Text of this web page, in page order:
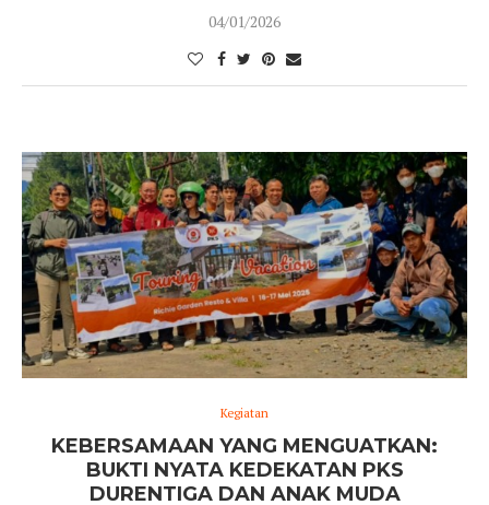
04/01/2026
Kegiatan
KEBERSAMAAN YANG MENGUATKAN:
BUKTI NYATA KEDEKATAN PKS
DURENTIGA DAN ANAK MUDA